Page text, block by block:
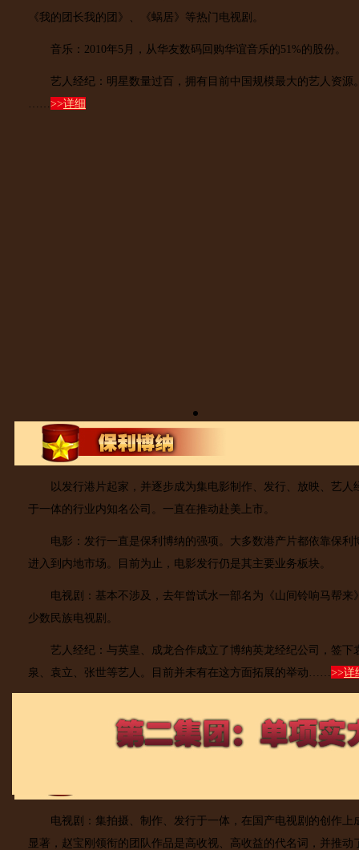
《我的团长我的团》、《蜗居》等热门电视剧。
音乐：2010年5月，从华友数码回购华谊音乐的51%的股份。
艺人经纪：明星数量过百，拥有目前中国规模最大的艺人资源
>>详细
以发行港片起家，并逐步成为集电影制作、发行、放映、艺人
于一体的行业内知名公司。一直在推动赴美上市。
电影：发行一直是保利博纳的强项。大多数港产片都依靠保利
进入到内地市场。目前为止，电影发行仍是其主要业务板块。
电视剧：基本不涉及，去年曾试水一部名为《山间铃响马帮来
少数民族电视剧。
艺人经纪：与英皇、成龙合作成立了博纳英龙经纪公司，签下
泉、袁立、张世等艺人。目前并未有在这方面拓展的举动…… >>详
电视剧：集拍摄、制作、发行于一体，在国产电视剧的创作上
显著，赵宝刚领衔的团队作品是高收视、高收益的代名词，并推动